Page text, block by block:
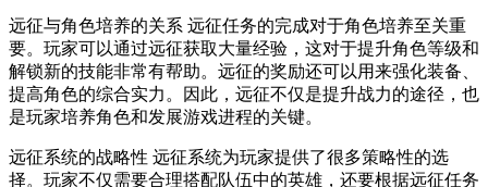
远征与角色培养的关系 远征任务的完成对于角色培养至关重
要。玩家可以通过远征获取大量经验，这对于提升角色等级和
解锁新的技能非常有帮助。远征的奖励还可以用来强化装备、
提高角色的综合实力。因此，远征不仅是提升战力的途径，也
是玩家培养角色和发展游戏进程的关键。
远征系统的战略性 远征系统为玩家提供了很多策略性的选
择。玩家不仅需要合理搭配队伍中的英雄，还要根据远征任务